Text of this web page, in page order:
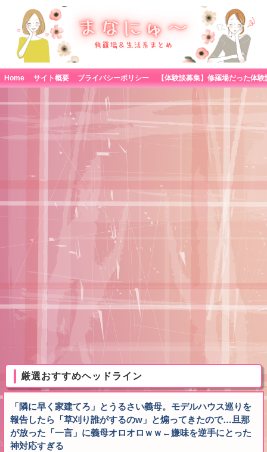
Home サイト概要 プライバシーポリシー
厳選おすすめヘッドライン
「隣に早く家建てろ」とうるさい義母。モデルハウス巡りを
報告したら「草刈り誰がするのw」と煽ってきたので…旦那
が放った「一言」に義母オロオロｗｗ←嫌味を逆手にとった
神対応すぎる